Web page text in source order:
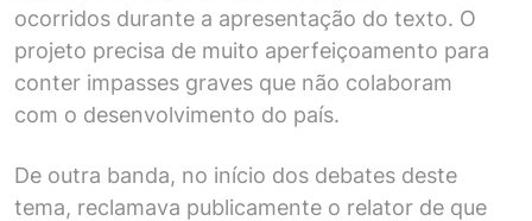
ocorridos durante a apresentação do texto. O
projeto precisa de muito aperfeiçoamento para
conter impasses graves que não colaboram
com o desenvolvimento do país.
De outra banda, no início dos debates deste
tema, reclamava publicamente o relator de que